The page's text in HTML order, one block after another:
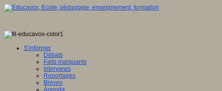
S'informer
Débats
Faits marquants
Interviews
Reportages
Brèves
Agenda